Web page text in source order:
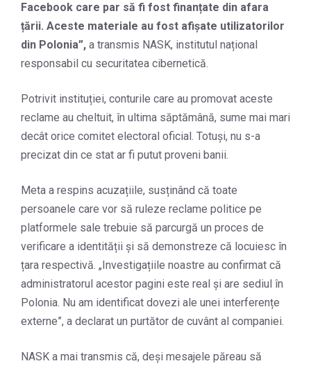
Facebook care par să fi fost finanțate din afara
țării. Aceste materiale au fost afișate utilizatorilor
din Polonia”, a transmis NASK, institutul național
responsabil cu securitatea cibernetică.
Potrivit instituției, conturile care au promovat aceste
reclame au cheltuit, în ultima săptămână, sume mai mari
decât orice comitet electoral oficial. Totuși, nu s-a
precizat din ce stat ar fi putut proveni banii.
Meta a respins acuzațiile, susținând că toate
persoanele care vor să ruleze reclame politice pe
platformele sale trebuie să parcurgă un proces de
verificare a identității și să demonstreze că locuiesc în
țara respectivă. „Investigațiile noastre au confirmat că
administratorul acestor pagini este real și are sediul în
Polonia. Nu am identificat dovezi ale unei interferențe
externe”, a declarat un purtător de cuvânt al companiei.
NASK a mai transmis că, deși mesajele păreau să